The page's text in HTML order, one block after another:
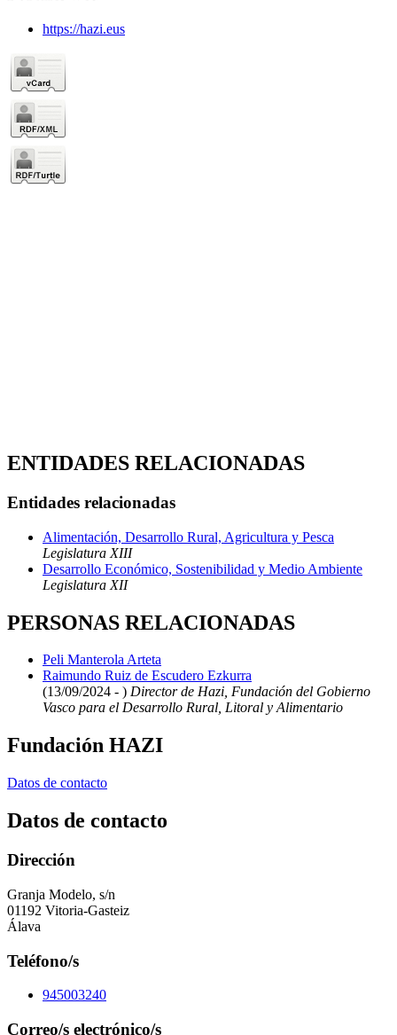
https://hazi.eus
ENTIDADES RELACIONADAS
Entidades relacionadas
Alimentación, Desarrollo Rural, Agricultura y Pesca
Legislatura XIII
Desarrollo Económico, Sostenibilidad y Medio Ambiente
Legislatura XII
PERSONAS RELACIONADAS
Peli Manterola Arteta
Raimundo Ruiz de Escudero Ezkurra
(13/09/2024 - ) Director de Hazi, Fundación del Gobierno
Vasco para el Desarrollo Rural, Litoral y Alimentario
Fundación HAZI
Datos de contacto
Datos de contacto
Dirección
Granja Modelo, s/n
01192 Vitoria-Gasteiz
Álava
Teléfono/s
945003240
Correo/s electrónico/s